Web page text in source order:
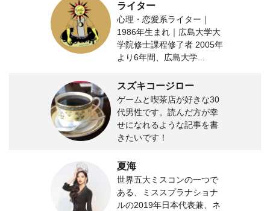
ライター
心理・恋愛系ライター｜
1986年生まれ｜広島大学大
学院修士課程修了者 2005年
より6年間、広島大学...
スズキコージロー
ゲームと喫茶店が好きな30
代男性です。読んだ方が幸
せになれるような記事を書
きたいです！
夏海
世界五大ミスコンの一つで
ある、ミススプラナショナ
ルの2019年日本代表兼、ネ